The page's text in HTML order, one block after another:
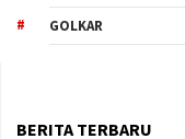
GOLKAR
BERITA TERBARU